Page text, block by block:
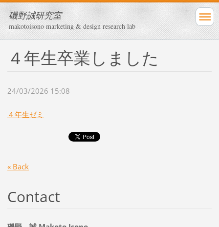
磯野誠研究室
makotoisono marketing & design research lab
４年生卒業しました
24/03/2026 15:08
４年生ゼミ
« Back
Contact